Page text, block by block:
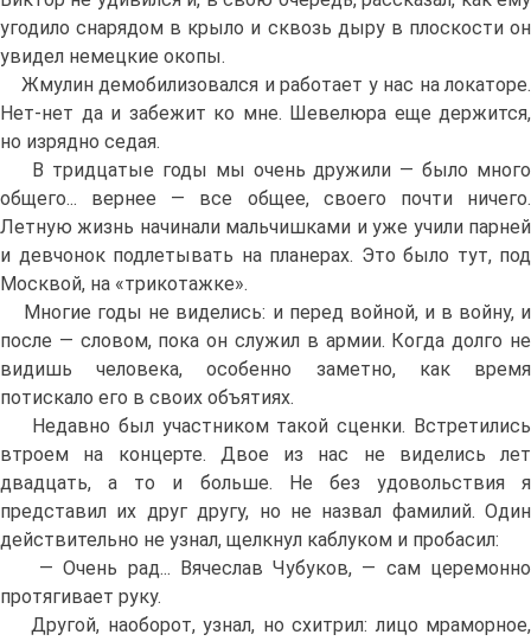
угодило снарядом в крыло и сквозь дыру в плоскости он
увидел немецкие окопы.
Жмулин демобилизовался и работает у нас на локаторе.
Нет-нет да и забежит ко мне. Шевелюра еще держится,
но изрядно седая.
В тридцатые годы мы очень дружили — было много
общего... вернее — все общее, своего почти ничего.
Летную жизнь начинали мальчишками и уже учили парней
и девчонок подлетывать на планерах. Это было тут, под
Москвой, на «трикотажке».
Многие годы не виделись: и перед войной, и в войну, и
после — словом, пока он служил в армии. Когда долго не
видишь человека, особенно заметно, как время
потискало его в своих объятиях.
Недавно был участником такой сценки. Встретились
втроем на концерте. Двое из нас не виделись лет
двадцать, а то и больше. Не без удовольствия я
представил их друг другу, но не назвал фамилий. Один
действительно не узнал, щелкнул каблуком и пробасил:
— Очень рад... Вячеслав Чубуков, — сам церемонно
протягивает руку.
Другой, наоборот, узнал, но схитрил: лицо мраморное,